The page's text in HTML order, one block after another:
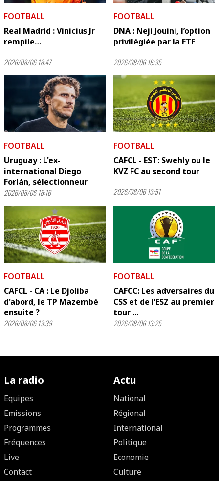
FOOTBALL
Real Madrid : Vinicius Jr
rempile…
2026/08/06 18:47
FOOTBALL
DNA : Neji Jouini, l’option
privilégiée par la FTF
2026/08/06 18:35
FOOTBALL
Uruguay : L'ex-
international Diego
Forlán, sélectionneur
2026/08/06 18:16
FOOTBALL
CAFCL - EST: Swehly ou le
KVZ FC au second tour
2026/08/06 13:51
FOOTBALL
CAFCL - CA : Le Djoliba
d'abord, le TP Mazembé
ensuite ?
2026/08/06 13:39
FOOTBALL
CAFCC: Les adversaires du
CSS et de l’ESZ au premier
tour ...
2026/08/06 13:25
La radio
Equipes
Emissions
Programmes
Fréquences
Live
Contact
Actu
National
Régional
International
Politique
Economie
Culture